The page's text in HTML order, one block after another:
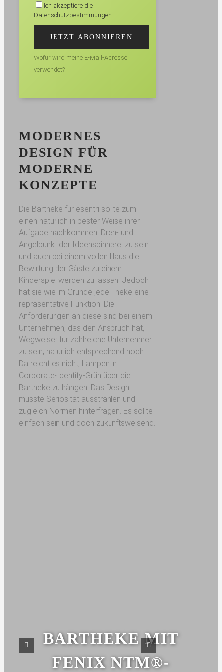
BARTHEKE MIT
FENIX NTM®-
Ich akzeptiere die
Datenschutzbestimmungen.
Wofür wird meine E-Mail-Adresse
verwendet?
MODERNES
DESIGN FÜR
MODERNE
KONZEPTE
Die Bartheke für esentri sollte zum
einen natürlich in bester Weise ihrer
Aufgabe nachkommen: Dreh- und
Angelpunkt der Ideenspinnerei zu sein
und auch bei einem vollen Haus die
Bewirtung der Gäste zu einem
Kinderspiel werden zu lassen. Jedoch
hat sie wie im Grunde jede Theke eine
repräsentative Funktion. Die
Anforderungen an diese sind bei einem
Unternehmen, das den Anspruch hat,
Wegweiser für zahlreiche Unternehmer
zu sein, natürlich entsprechend hoch.
Da reicht es nicht, Lampen in
Corporate-Identity-Grün über die
Bartheke zu hängen. Das Design
musste Seriosität ausstrahlen und
zugleich Normen hinterfragen. Es sollte
einfach sein und doch zukunftsweisend.